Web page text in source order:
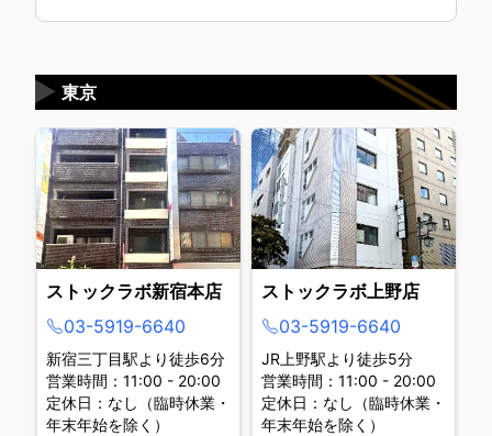
東京
▶
ストックラボ新宿本店
03-5919-6640
新宿三丁目駅より徒歩6分
営業時間：11:00 - 20:00
定休日：なし（臨時休業・
年末年始を除く）
ストックラボ上野店
03-5919-6640
JR上野駅より徒歩5分
営業時間：11:00 - 20:00
定休日：なし（臨時休業・
年末年始を除く）